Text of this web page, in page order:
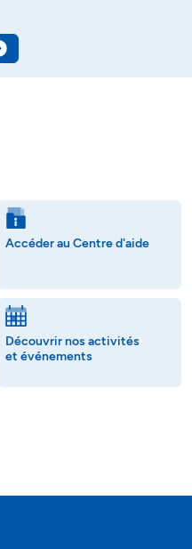
Accéder au Centre d'aide
Découvrir nos activités
et événements